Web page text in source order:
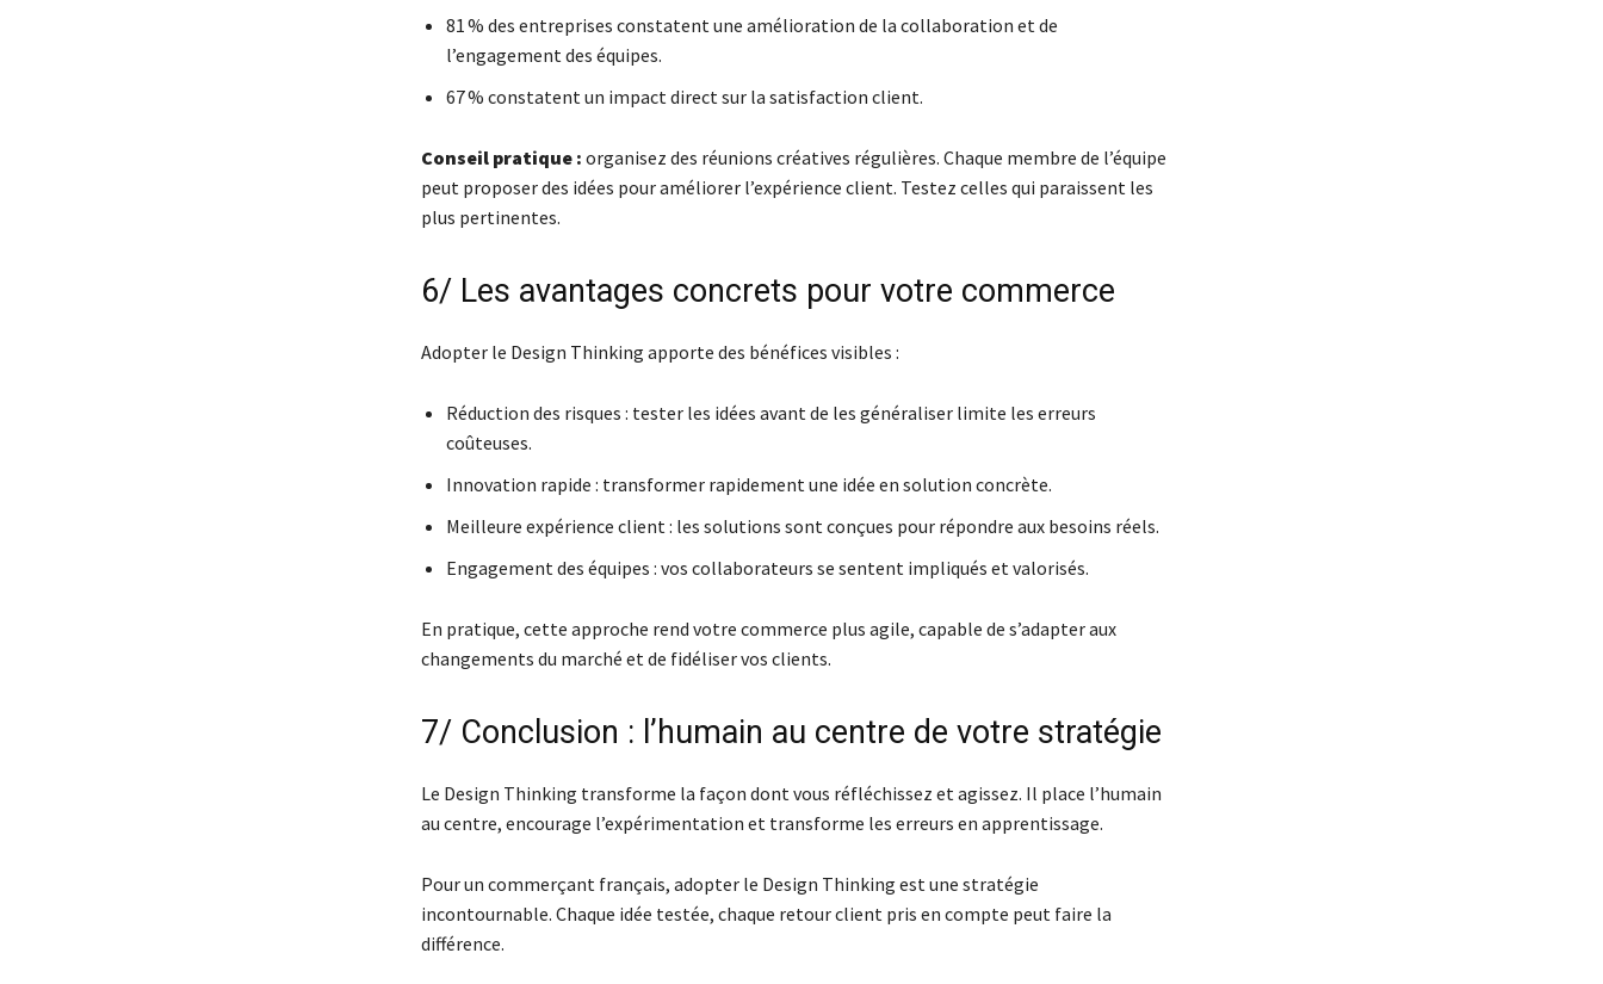
81 % des entreprises constatent une amélioration de la collaboration et de
l’engagement des équipes.
67 % constatent un impact direct sur la satisfaction client.
Conseil pratique : organisez des réunions créatives régulières. Chaque membre de l’équipe
peut proposer des idées pour améliorer l’expérience client. Testez celles qui paraissent les
plus pertinentes.
6/ Les avantages concrets pour votre commerce
Adopter le Design Thinking apporte des bénéfices visibles :
Réduction des risques : tester les idées avant de les généraliser limite les erreurs
coûteuses.
Innovation rapide : transformer rapidement une idée en solution concrète.
Meilleure expérience client : les solutions sont conçues pour répondre aux besoins réels.
Engagement des équipes : vos collaborateurs se sentent impliqués et valorisés.
En pratique, cette approche rend votre commerce plus agile, capable de s’adapter aux
changements du marché et de fidéliser vos clients.
7/ Conclusion : l’humain au centre de votre stratégie
Le Design Thinking transforme la façon dont vous réfléchissez et agissez. Il place l’humain
au centre, encourage l’expérimentation et transforme les erreurs en apprentissage.
Pour un commerçant français, adopter le Design Thinking est une stratégie
incontournable. Chaque idée testée, chaque retour client pris en compte peut faire la
différence.